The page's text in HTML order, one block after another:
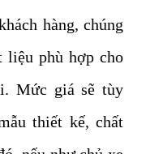
hàng, chúng
liệu phù hợp cho
Mức giá sẽ tùy
thiết kế, chất